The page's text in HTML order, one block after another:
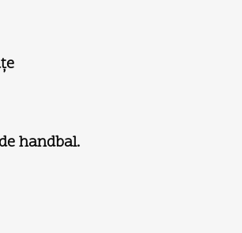
handbal.